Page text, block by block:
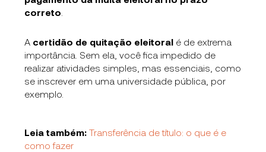
correto
A certidão de quitação eleitoral é de extrema
importância. Sem ela, você fica impedido de
realizar atividades simples, mas essenciais, como
se inscrever em uma universidade pública, por
exemplo.
Leia também:Transferência de título: o que é e
como fazer